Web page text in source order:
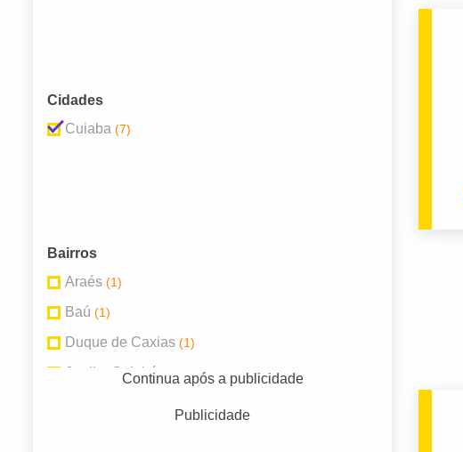
Cidades
Cuiaba (7)
Bairros
Araés (1)
Baú (1)
Duque de Caxias (1)
Jardim Cuiabá(1)
Continua após a publicidade
Publicidade